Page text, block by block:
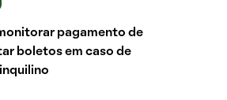
pagamento de
boletos em caso de